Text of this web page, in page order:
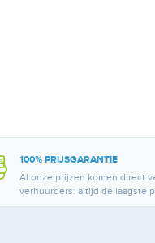
100% PRIJSGARANTIE
Al onze prijzen komen direct
verhuurders: altijd de laagste